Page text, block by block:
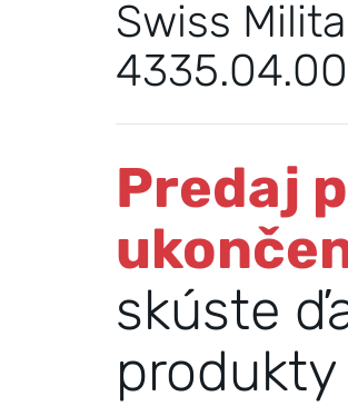
Swiss
Predaj
skúste